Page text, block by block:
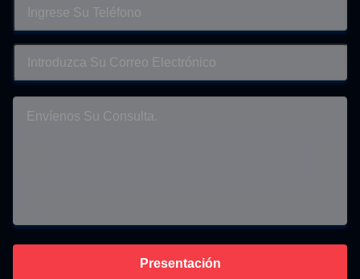
Presentación